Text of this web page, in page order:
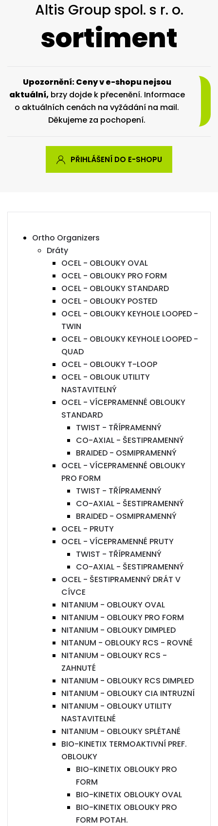
Altis Group spol. s r. o.
sortiment
Upozornění: Ceny v e-shopu nejsou
aktuální,brzy dojde k přecenění. Informace
o aktuálních cenách na vyžádání na mail.
Děkujeme za pochopení.
PŘIHLÁŠENÍ DO E-SHOPU
Ortho Organizers
Dráty
OCEL - OBLOUKY OVAL
OCEL - OBLOUKY PRO FORM
OCEL - OBLOUKY STANDARD
OCEL - OBLOUKY POSTED
OCEL - OBLOUKY KEYHOLE LOOPED -
TWIN
OCEL - OBLOUKY KEYHOLE LOOPED -
QUAD
OCEL - OBLOUKY T-LOOP
OCEL - OBLOUK UTILITY
NASTAVITELNÝ
OCEL - VÍCEPRAMENNÉ OBLOUKY
STANDARD
TWIST - TŘÍPRAMENNÝ
CO-AXIAL - ŠESTIPRAMENNÝ
BRAIDED - OSMIPRAMENNÝ
OCEL - VÍCEPRAMENNÉ OBLOUKY
PRO FORM
TWIST - TŘÍPRAMENNÝ
CO-AXIAL - ŠESTIPRAMENNÝ
BRAIDED - OSMIPRAMENNÝ
OCEL - PRUTY
OCEL - VÍCEPRAMENNÉ PRUTY
TWIST - TŘÍPRAMENNÝ
CO-AXIAL - ŠESTIPRAMENNÝ
OCEL - ŠESTIPRAMENNÝ DRÁT V
CÍVCE
NITANIUM - OBLOUKY OVAL
NITANIUM - OBLOUKY PRO FORM
NITANIUM - OBLOUKY DIMPLED
NITANUM - OBLOUKY RCS - ROVNÉ
NITANIUM - OBLOUKY RCS -
ZAHNUTÉ
NITANIUM - OBLOUKY RCS DIMPLED
NITANIUM - OBLOUKY CIA INTRUZNÍ
NITANIUM - OBLOUKY UTILITY
NASTAVITELNÉ
NITANIUM - OBLOUKY SPLÉTANÉ
BIO-KINETIX TERMOAKTIVNÍ PREF.
OBLOUKY
BIO-KINETIX OBLOUKY PRO
FORM
BIO-KINETIX OBLOUKY OVAL
BIO-KINETIX OBLOUKY PRO
FORM POTAH.